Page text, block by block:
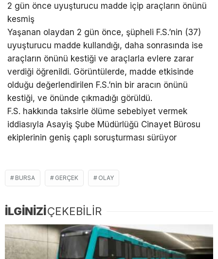
2 gün önce uyuşturucu madde içip araçların önünü
kesmiş
Yaşanan olaydan 2 gün önce, şüpheli F.S.’nin (37)
uyuşturucu madde kullandığı, daha sonrasında ise
araçların önünü kestiği ve araçlarla evlere zarar
verdiği öğrenildi. Görüntülerde, madde etkisinde
olduğu değerlendirilen F.S.’nin bir aracın önünü
kestiği, ve önünde çıkmadığı görüldü.
F.S. hakkında taksirle ölüme sebebiyet vermek
iddiasıyla Asayiş Şube Müdürlüğü Cinayet Bürosu
ekiplerinin geniş çaplı soruşturması sürüyor
BURSA GERÇEK OLAY
İLGİNİZİÇEKEBİLİR